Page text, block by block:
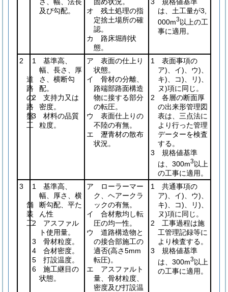
及び勾配。
オ 残土処理の指
定捨土場所の確
認。
カ 路床堀削状
態。
は、土工量が3,
000m3以上の工
事に適用。
2
道
路
の
路
盤
工
1 基準高、
幅、長さ、厚
さ、横断勾
配。
2 支持力又は
密度。
3 材料の品質
粒度。
ア 表面の仕上り
状態。
イ 骨材の分離、
路端部路面構造
物に接する部分
の転圧。
ウ 表面仕上りの
不陸の有無。
エ 瀝青材の散布
状況。
1 表面事項の
ア)、イ)、ウ)、
キ)、コ)、リ)、
ヌ)項に同じ。
2 各層の断面厚
の出来形管理図
表は、三点法に
より行った管理
データーを検査
する。
3 規格値基準
は、300m3以上
の工事に適用。
3
舗
装
工
1 基準高、
幅、厚さ、横
断勾配、平た
ん性
2 アスファル
ト使用量。
3 骨材粒度。
4 合材密度。
5 打設温度。
6 施工継目の
状態。
ア ローラーマー
ク、ヘアークラ
ックの有無。
イ 合材敷均し転
圧の均一性。
ウ 道路構造物と
の接合部施工の
適否(高さ5mm
転圧)。
エ アスファルト
量、骨材粒度、
密度及び打設温
1 共通事項の
ア)、イ)、ウ)、
キ)、コ)、リ)、
ヌ)項に同じ。
2 工事過程は施
工管理記録等に
より検査する。
3 規格値基準
は、300m3以上
の工事に適用。